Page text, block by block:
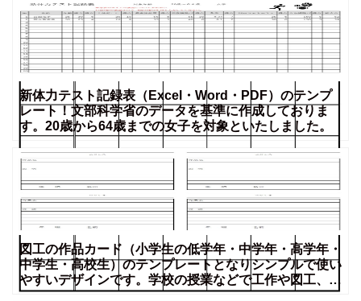
新体力テスト記録表（Excel・Word・PDF）のテンプ
レート！文部科学省のデータを基準に作成しておりま
す。20歳から64歳までの女子を対象といたしました。
図工の作品カード（小学生の低学年・中学年・高学年・
中学生・高校生）のテンプレートとなりシンプルで使い
やすいデザインです。学校の授業などで工作や図工、作
品を作成し